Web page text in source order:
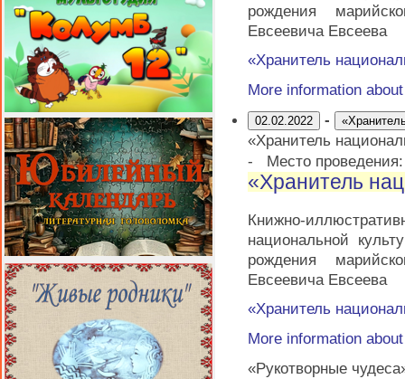
рождения
Евсеевича Евсеева
«Хранитель
More information
02.02.2022 -
«Хранитель
-
Место
«Хранитель
Книжно-
национальной
рождения
Евсеевича Евсеева
«Хранитель
More information
«Рукотворные